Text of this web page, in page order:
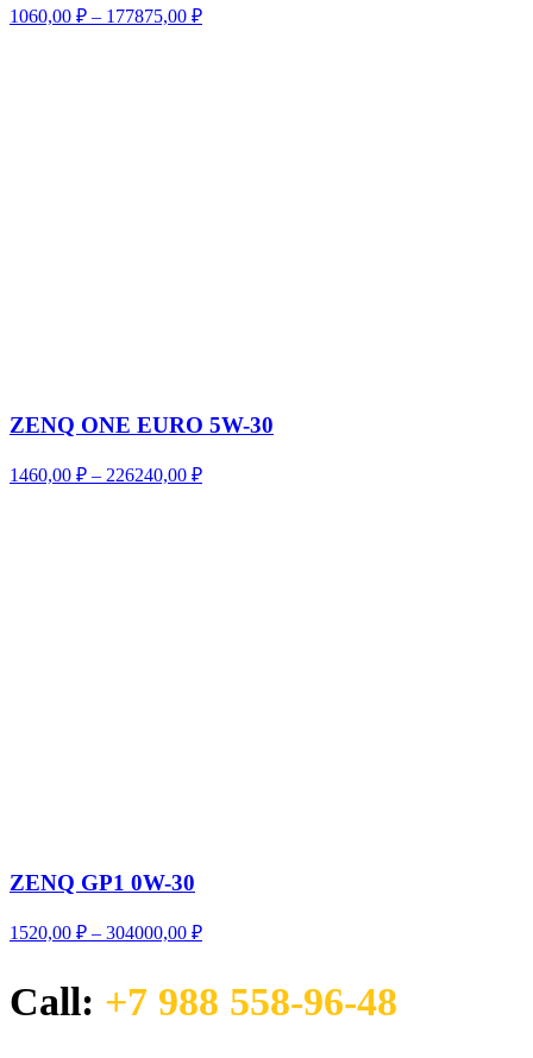
1060,00 ₽ – 177875,00 ₽Диапазон
ZENQ ONE EURO 5W-30
1460,00 ₽ – 226240,00 ₽Диапазон
ZENQ GP1 0W-30
1520,00 ₽ – 304000,00 ₽Диапазон
–
304000,00 ₽
Call: +7 988 558-96-48